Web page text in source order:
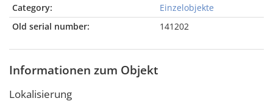
Category:
Einzelobjekte
Old serial number:
141202
Informationen zum Objekt
Lokalisierung